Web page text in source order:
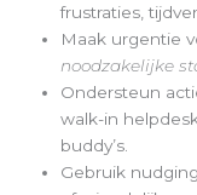
frustraties,
Maak urgentie
noodzakelijke
Ondersteun
walk-in
buddy’s.
Gebruik